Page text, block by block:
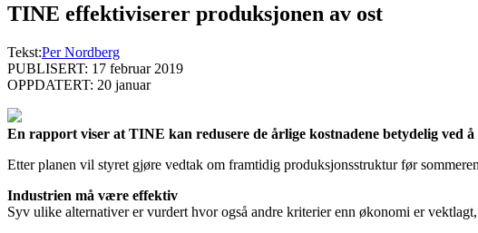
TINE effektiviserer produksjonen av ost
Tekst:Per Nordberg
PUBLISERT: 17 februar 2019
OPPDATERT: 20 januar
En rapport viser at TINE kan redusere de årlige kostnadene betydelig ved
Etter planen vil styret gjøre vedtak om framtidig produksjonsstruktur før
Industrien må være effektiv
Syv ulike alternativer er vurdert hvor også andre kriterier enn økonomi er